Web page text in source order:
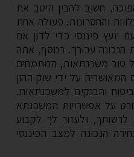
להבין היטב את
פעולה אחת
פיננסי כדי לדון אם
עבורך. בנוסף, אתה
משכנתאות, המתמחים
על ידי שוק ההון
למשכנתאות.
אפשרויות המשכנתא
ולעזור לך לקבוע
למצב הפיננסי